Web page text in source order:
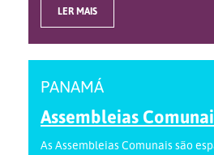
LER MAIS
PANAMÁ
Assembleias
As Assembleias Comunais são